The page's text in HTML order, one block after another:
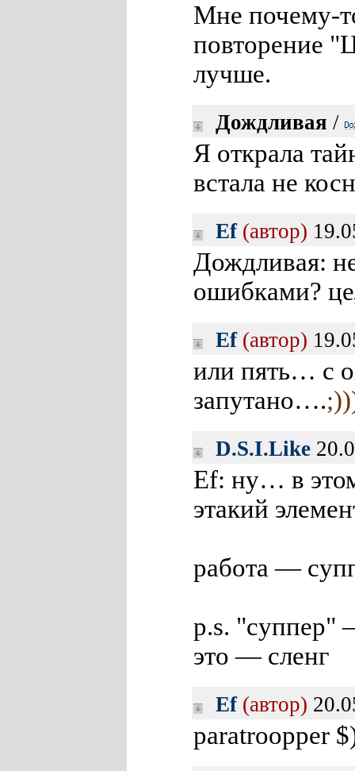
Мне почему-
повторение
лучше.
Дождливая /
Я открала
встала не
Ef (автор)
Дождливая:
ошибками?
Ef (автор)
или пять… с
запутано….
D.S.I.Like
Ef: ну… в
этакий
работа —
p.s. "суппер"
это — сленг
Ef (автор)
paratroopper